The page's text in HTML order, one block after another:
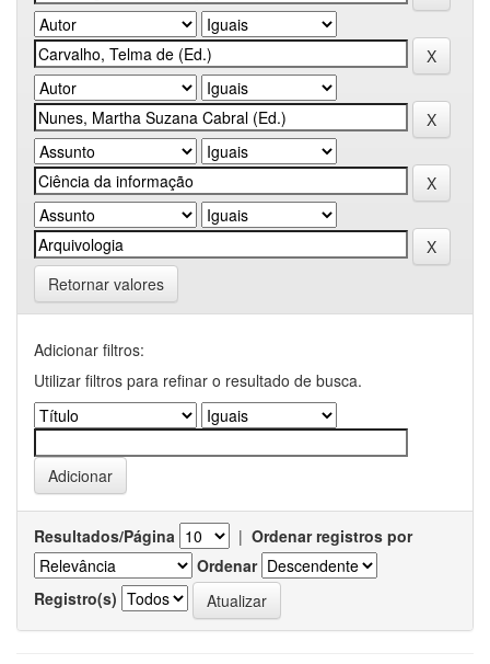
Retornar valores
Adicionar filtros:
Utilizar filtros para refinar o resultado de busca.
Resultados/Página | Ordenar registros por
Ordenar
Registro(s)